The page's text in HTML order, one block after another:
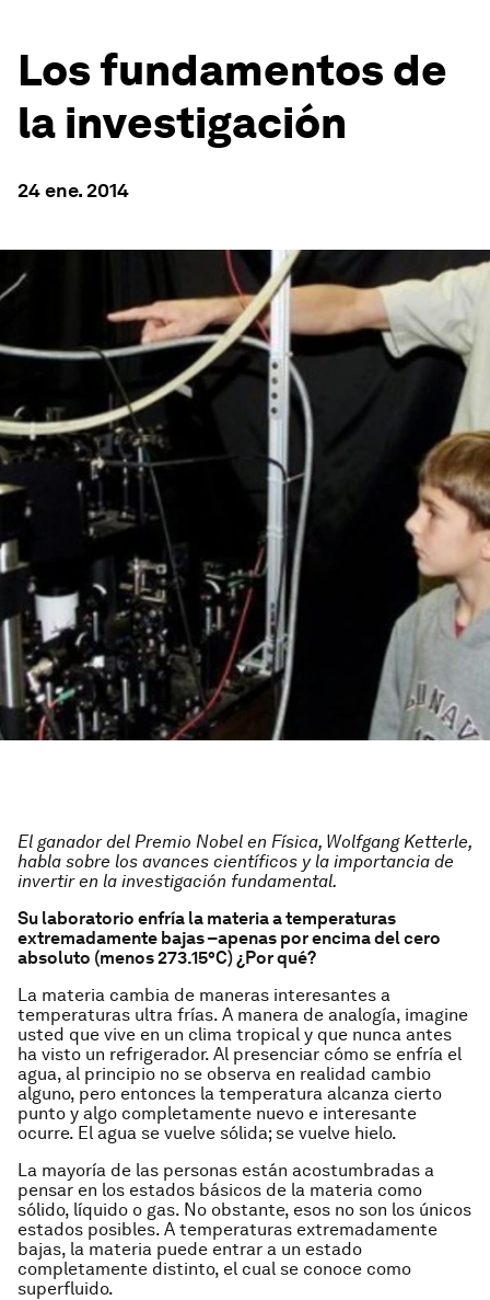
Los fundamentos de
la investigación
24 ene. 2014
El ganador del Premio Nobel en Física, Wolfgang Ketterle,
habla sobre los avances científicos y la importancia de
invertir en la investigación fundamental.
Su laboratorio enfría la materia a temperaturas
extremadamente bajas –apenas por encima del cero
absoluto (menos 273.15°C) ¿Por qué?
La materia cambia de maneras interesantes a
temperaturas ultra frías. A manera de analogía, imagine
usted que vive en un clima tropical y que nunca antes
ha visto un refrigerador. Al presenciar cómo se enfría el
agua, al principio no se observa en realidad cambio
alguno, pero entonces la temperatura alcanza cierto
punto y algo completamente nuevo e interesante
ocurre. El agua se vuelve sólida; se vuelve hielo.
La mayoría de las personas están acostumbradas a
pensar en los estados básicos de la materia como
sólido, líquido o gas. No obstante, esos no son los únicos
estados posibles. A temperaturas extremadamente
bajas, la materia puede entrar a un estado
completamente distinto, el cual se conoce como
superfluido.